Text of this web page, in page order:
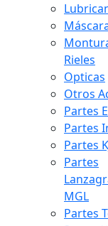
Rieles
Opticas
Otros
Partes
Partes
Partes
Partes
MGL
Partes